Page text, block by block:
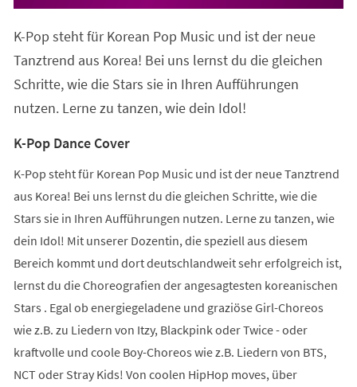
K-Pop steht für Korean Pop Music und ist der neue
Tanztrend aus Korea! Bei uns lernst du die gleichen
Schritte, wie die Stars sie in Ihren Aufführungen
nutzen. Lerne zu tanzen, wie dein Idol!
K-Pop Dance Cover
K-Pop steht für Korean Pop Music und ist der neue Tanztrend
aus Korea! Bei uns lernst du die gleichen Schritte, wie die
Stars sie in Ihren Aufführungen nutzen. Lerne zu tanzen, wie
dein Idol! Mit unserer Dozentin, die speziell aus diesem
Bereich kommt und dort deutschlandweit sehr erfolgreich ist,
lernst du die Choreografien der angesagtesten koreanischen
Stars . Egal ob energiegeladene und graziöse Girl-Choreos
wie z.B. zu Liedern von Itzy, Blackpink oder Twice - oder
kraftvolle und coole Boy-Choreos wie z.B. Liedern von BTS,
NCT oder Stray Kids! Von coolen HipHop moves, über